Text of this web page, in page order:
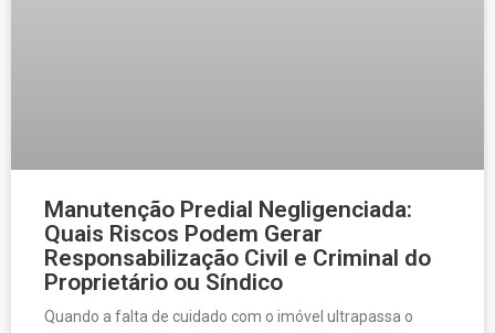
Manutenção Predial Negligenciada:
Quais Riscos Podem Gerar
Responsabilização Civil e Criminal do
Proprietário ou Síndico
Quando a falta de cuidado com o imóvel ultrapassa o